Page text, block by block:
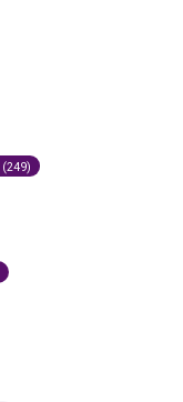
(249)